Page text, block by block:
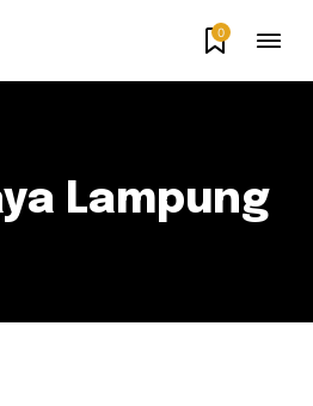
0
Lampung